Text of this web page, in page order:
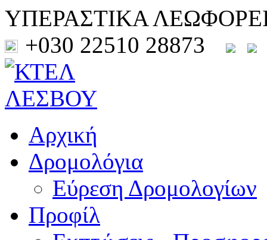
ΥΠΕΡΑΣΤΙΚΑ
+030 22510 28873
Αρχική
Δρομολόγια
Εύρεση Δρομολογίων
Προφίλ